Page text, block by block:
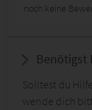
noch keine
Benötigst
Solltest du
wende dich